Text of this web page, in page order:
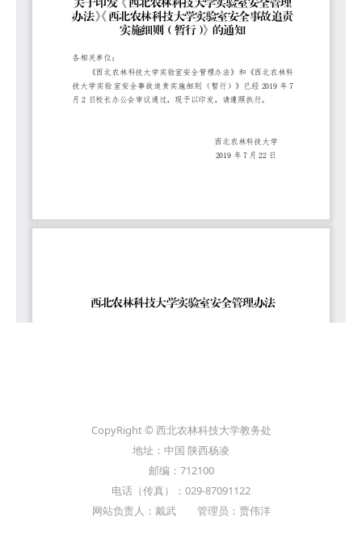
CopyRight © 西北农林科技大学教务处
地址：中国 陕西杨凌
邮编：712100
电话（传真）：029-87091122
网站负责人：戴武 管理员：贾伟洋